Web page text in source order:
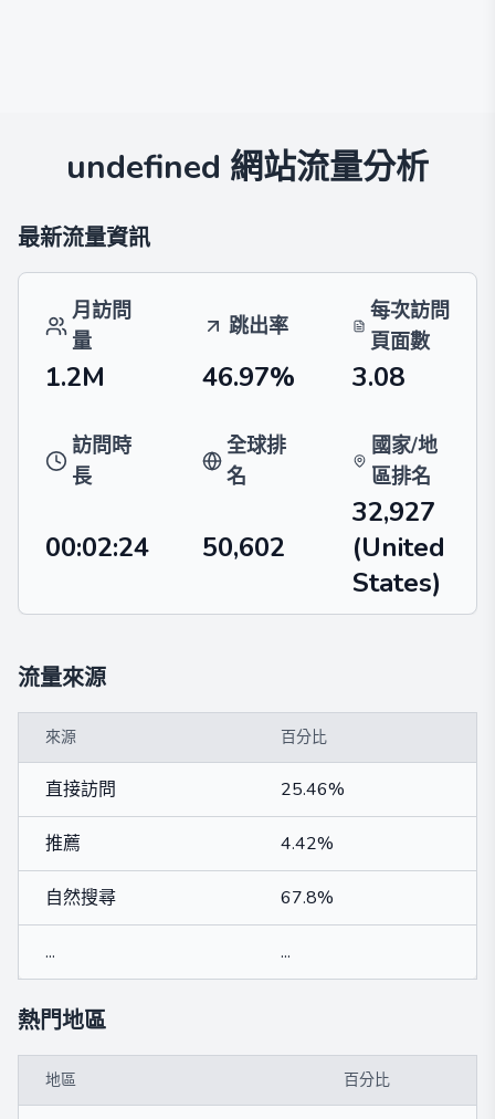
undefined 網站流量分析
最新流量資訊
月訪問
量
跳出率
每次訪問
頁面數
1.2M 46.97% 3.08
訪問時
長
全球排
名
國家/地
區排名
00:02:24 50,602
32,927
(United
States)
流量來源
來源 百分比
直接訪問 25.46%
推薦 4.42%
自然搜尋 67.8%
... ...
熱門地區
地區 百分比